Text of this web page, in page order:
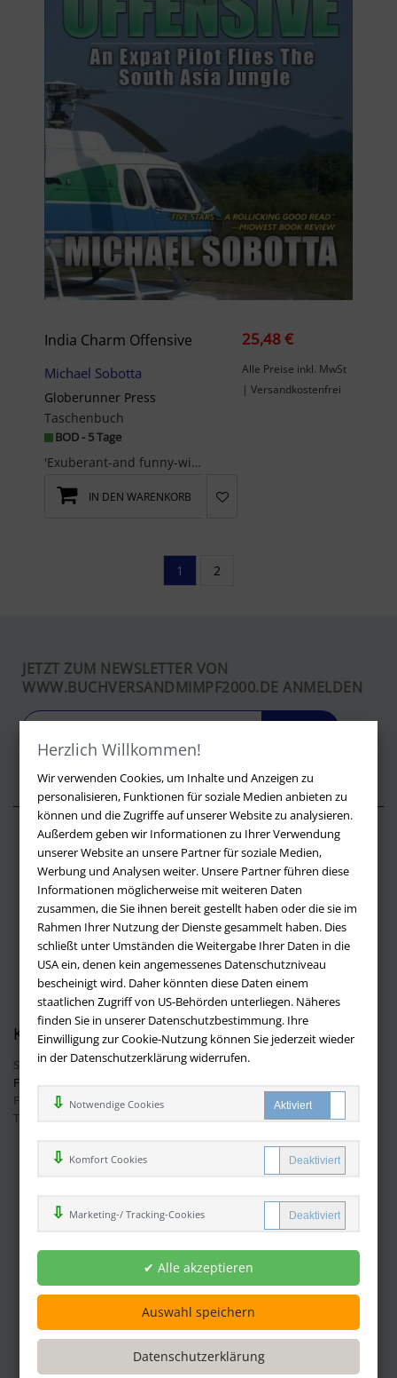
Herzlich Willkommen!
Wir verwenden Cookies, um Inhalte und Anzeigen zu
personalisieren, Funktionen für soziale Medien anbieten zu
können und die Zugriffe auf unserer Website zu analysieren.
Außerdem geben wir Informationen zu Ihrer Verwendung
unserer Website an unsere Partner für soziale Medien,
Werbung und Analysen weiter. Unsere Partner führen diese
Informationen möglicherweise mit weiteren Daten
zusammen, die Sie ihnen bereit gestellt haben oder die sie im
Rahmen Ihrer Nutzung der Dienste gesammelt haben. Dies
schließt unter Umständen die Weitergabe Ihrer Daten in die
USA ein, denen kein angemessenes Datenschutzniveau
bescheinigt wird. Daher könnten diese Daten einem
staatlichen Zugriff von US-Behörden unterliegen. Näheres
finden Sie in unserer Datenschutzbestimmung. Ihre
Einwilligung zur Cookie-Nutzung können Sie jederzeit wieder
in der Datenschutzerklärung widerrufen.
Notwendige Cookies
Komfort Cookies
Marketing-/ Tracking-Cookies
India Charm Offensive
Michael Sobotta
Globerunner Press
Taschenbuch
BOD - 5 Tage
'Exuberant-and funny-without neglecting the seriousness of surviving a year of love and war.' -Ki...
25,48 €
Alle Preise inkl. MwSt
| Versandkostenfrei
IN DEN WARENKORB
1 2
JETZT ZUM NEWSLETTER VON
WWW.BUCHVERSANDMIMPF2000.DE ANMELDEN
Über buchversandmimpf2000.de
Impressum
Versandbedingungen
Widerruf
Batteriehinweis
AGB
Datenschutz
Kontakt
Sie haben Fragen?Hier finden Sie Antworten auf häufig gestellte
Fragen.
Fragen per E-Mail:info@buchversandmimpf2000.de
Telefon: +49 (0)9209 20 23 188
Ihre Vorteile bei uns
Kostenloser Versand innerhalb Deutschlands
Sicherer Online Shop und Zahlung mit SSL-Verschlüsselung
Viele Zahlungsmethoden wie PayPal oder per Vorkasse
Zahlweisen